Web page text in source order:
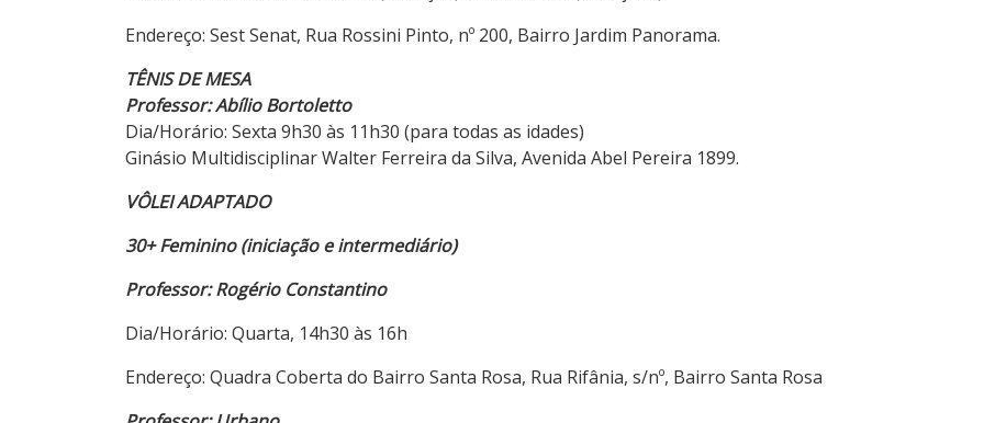
Endereço: Sest Senat, Rua Rossini Pinto, nº 200, Bairro Jardim Panorama.
TÊNIS DE MESA
Professor: Abílio Bortoletto
Dia/Horário: Sexta 9h30 às 11h30 (para todas as idades)
Ginásio Multidisciplinar Walter Ferreira da Silva, Avenida Abel Pereira 1899.
VÔLEI ADAPTADO
30+Feminino(iniciação e intermediário)
Professor: Rogério Constantino
Dia/Horário: Quarta, 14h30 às 16h
Endereço: Quadra Coberta do Bairro Santa Rosa, Rua Rifânia, s/nº, Bairro Santa Rosa